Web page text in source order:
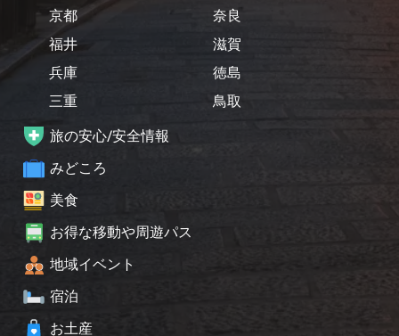
京都
福井
兵庫
三重
奈良
滋賀
徳島
鳥取
旅の安心/安全情報
みどころ
美食
お得な移動や周遊パス
地域イベント
宿泊
お土産